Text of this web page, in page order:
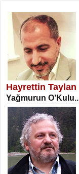
SATILMIŞ ÜMİT
Erkenlik...
NECLA DİLEK
Öğretmenler Günü
Hayrettin Taylan
Yağmurun